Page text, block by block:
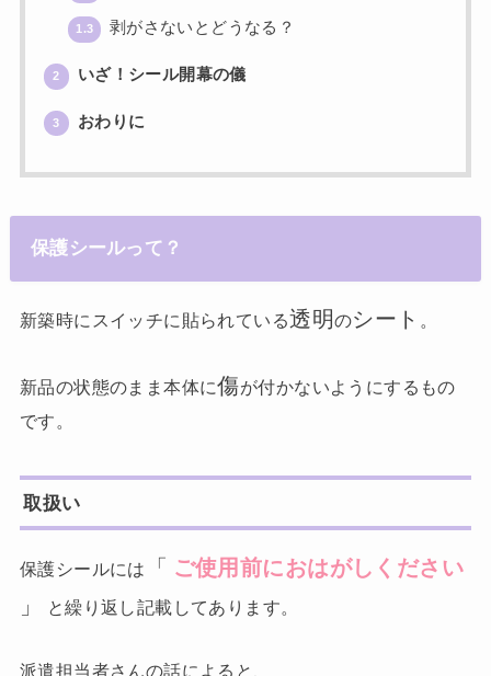
1.3 剥がさないとどうなる？
2 いざ！シール開幕の儀
3 おわりに
保護シールって？
新築時にスイッチに貼られている透明のシート 。
新品の状態のまま本体に傷が付かないようにするもの
です。
取扱い
保護シールには 「
ご使用前におはがしください
」
と繰り返し記載してあります。
派遣担当者さんの話によると、